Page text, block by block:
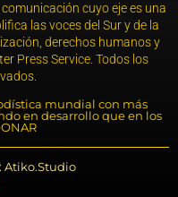
cuyo eje es una
las voces del Sur y de la
derechos humanos y
Press Service. Todos los
mundial con más
en desarrollo que en los
Atiko.Studio